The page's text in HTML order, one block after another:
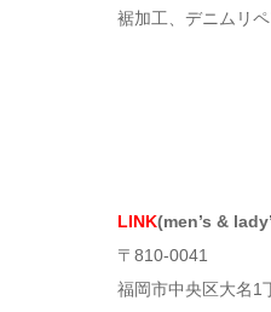
裾加工、デニムリ
LINK(men’s &
〒810-0041
福岡市中央区大名1